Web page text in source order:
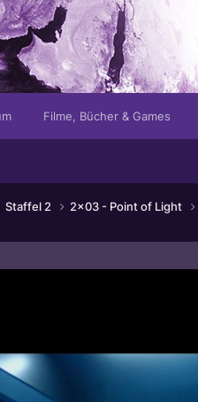
Filme, Bücher & Games
Staffel 2 2x03 - Point of Light